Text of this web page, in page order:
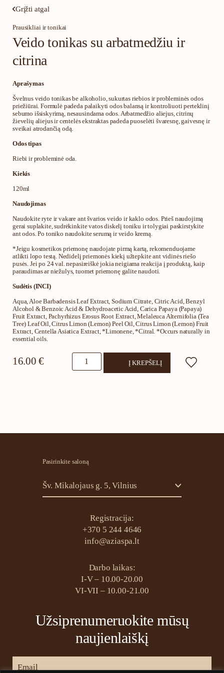
Grįžti atgal
Prausikliai ir tonikai
Veido tonikas su arbatmedžiu ir
citrina
Aprašymas
Švelnus veido tonikas be alkoholio, sukurtas riebios ir probleminės odos
priežiūrai. Formulė padeda palaikyti odos balansą ir kontroliuoti perteklinį
sebumo išsiskyrimą, nesausindama odos. Arbatmedžio aliejus, citrinų
žievelių aliejus ir centelės ekstraktas padeda puoselėti švaresnę, gaivesnę ir
sveikai atrodančią odą.
Odos tipas
Riebi ir probleminė oda.
Kiekis
120ml
Naudojimas
Naudokite ryte ir vakare ant švarios veido ir kaklo odos. Prieš naudojimą
gerai suplakite, sudrėkinkite vatos diskelį toniku ir tolygiai paskirstykite
ant odos. Po toniko naudokite serumą ir veido kremą.
*Jeigu kosmetikos priemonę naudojate pirmą kartą, rekomenduojame
atlikti lopo testą. Nedidelį priemonės kiekį užtepkite ant vidinės riešo
pusės. Jei po 24 val. nepasireiškė jokia neigiama reakcija į produktą, kaip
paraudimas ar niežulys, tuomet priemonę galite naudoti.
Sudėtis (INCI)
Aqua, Aloe Barbadensis Leaf Extract, Sodium Citrate, Citric Acid, Benzyl
Alcohol & Benzoic Acid & Dehydroacetic Acid, Carica Papaya (Papaya)
Fruit Extract, Pachyrhizus Erosus Root Extract, Melaleuca Alternifolia (Tea
Tree) Leaf Oil, Citrus Limon (Lemon) Peel Oil, Citrus Limon (Lemon) Fruit
Extract, Centella Asiatica Extract, *Limonene, *Citral. *Occurs naturally in
essential oils.
16.00 €
produkto
kiekis:
ir
Į KREPŠELĮ
Pasirinkite saloną
Šv. Mikalojaus g. 5, Vilnius
Registracija:
+370 5 244 4646
info@aziaspa.lt
Darbo laikas:
I-V – 10.00-20.00
VI-VII – 10.00-21.00
Užsiprenumeruokite mūsų
naujienlaiškį